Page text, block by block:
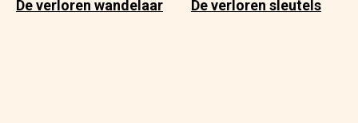
De verloren wandelaar De verloren sleutels